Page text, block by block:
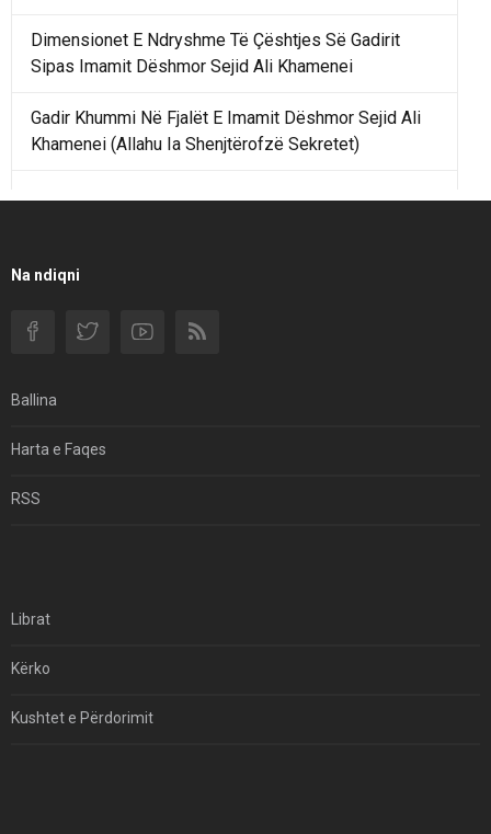
Dimensionet E Ndryshme Të Çështjes Së Gadirit
Sipas Imamit Dëshmor Sejid Ali Khamenei
Gadir Khummi Në Fjalët E Imamit Dëshmor Sejid Ali
Khamenei (Allahu Ia Shenjtërofzë Sekretet)
Filmi I Shkurtër Iranian “Pasta Alfredo” Ka Udhëtuar
Na ndiqni
Ballina
Harta e Faqes
RSS
Librat
Kërko
Kushtet e Përdorimit